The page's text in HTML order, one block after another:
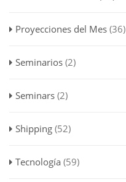
Proyecciones del Mes (36)
Seminarios (2)
Seminars (2)
Shipping (52)
Tecnología (59)